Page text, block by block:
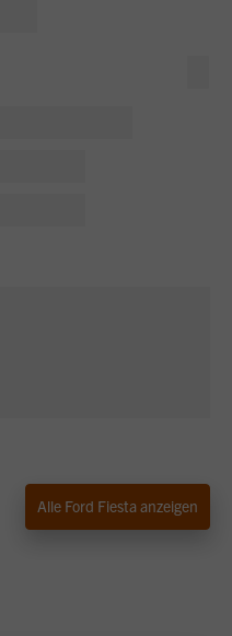
Alle Ford Fiesta anzeigen